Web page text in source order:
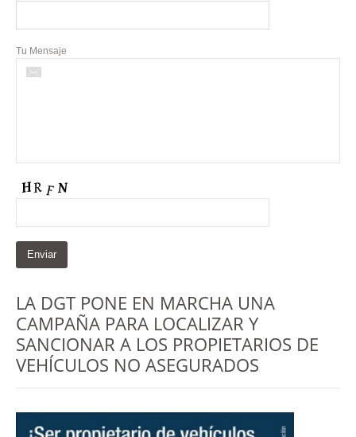
Tu Mensaje
LA DGT PONE EN MARCHA UNA
CAMPAÑA PARA LOCALIZAR Y
SANCIONAR A LOS PROPIETARIOS DE
VEHÍCULOS NO ASEGURADOS